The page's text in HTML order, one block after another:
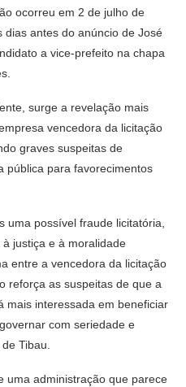
ocorreu em 2 de julho de
antes do anúncio de José
a vice-prefeito na chapa
surge a revelação mais
vencedora da licitação
graves suspeitas de
pública para favorecimentos
uma possível fraude licitatória,
justiça e à moralidade
entre a vencedora da licitação
reforça as suspeitas de que a
mais interessada em beneficiar
com seriedade e
Tibau.
uma administração que parece